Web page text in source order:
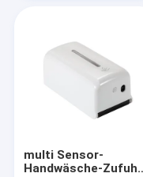
Produkte
multi Sensor-
Handwäsche-Zufuhr